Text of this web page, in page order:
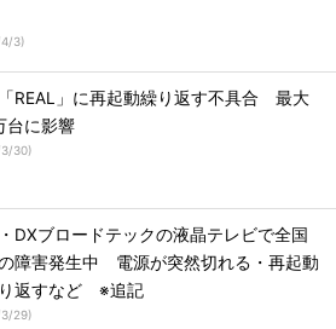
4/3)
REAL」に再起動繰り返す不具合 最大
台に影響
3/30)
DXブロードテックの液晶テレビで全国
障害発生中 電源が突然切れる・再起動
返すなど ※追記
3/29)